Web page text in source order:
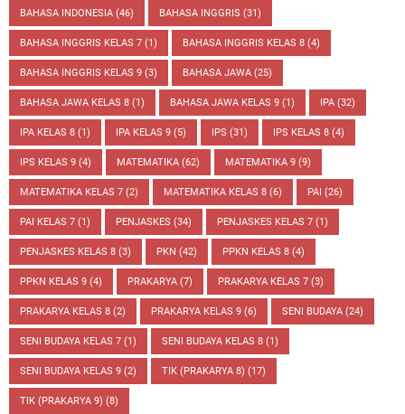
BAHASA INDONESIA (46) BAHASA INGGRIS (31)
BAHASA INGGRIS KELAS 7 (1) BAHASA INGGRIS KELAS 8 (4)
BAHASA INGGRIS KELAS 9 (3) BAHASA JAWA (25)
BAHASA JAWA KELAS 8 (1) BAHASA JAWA KELAS 9 (1) IPA (32)
IPA KELAS 8 (1) IPA KELAS 9 (5) IPS (31) IPS KELAS 8 (4)
IPS KELAS 9 (4) MATEMATIKA (62) MATEMATIKA 9 (9)
MATEMATIKA KELAS 7 (2) MATEMATIKA KELAS 8 (6) PAI (26)
PAI KELAS 7 (1) PENJASKES (34) PENJASKES KELAS 7 (1)
PENJASKES KELAS 8 (3) PKN (42) PPKN KELAS 8 (4)
PPKN KELAS 9 (4) PRAKARYA (7) PRAKARYA KELAS 7 (3)
PRAKARYA KELAS 8 (2) PRAKARYA KELAS 9 (6) SENI BUDAYA (24)
SENI BUDAYA KELAS 7 (1) SENI BUDAYA KELAS 8 (1)
SENI BUDAYA KELAS 9 (2) TIK (PRAKARYA 8) (17)
TIK (PRAKARYA 9) (8)